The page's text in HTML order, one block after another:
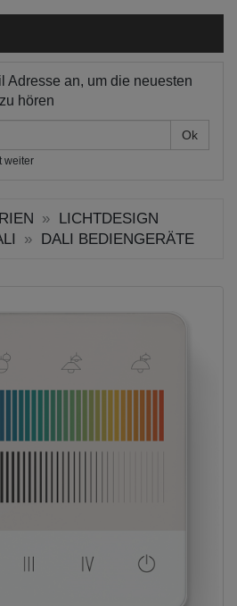
Adresse an, um die neuesten
hören
weiter
LICHTDESIGN
DALI BEDIENGERÄTE